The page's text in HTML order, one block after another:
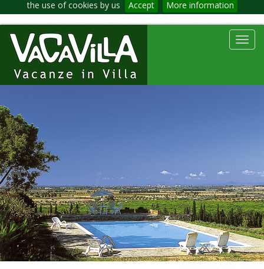
the use of cookies by us Accept More information